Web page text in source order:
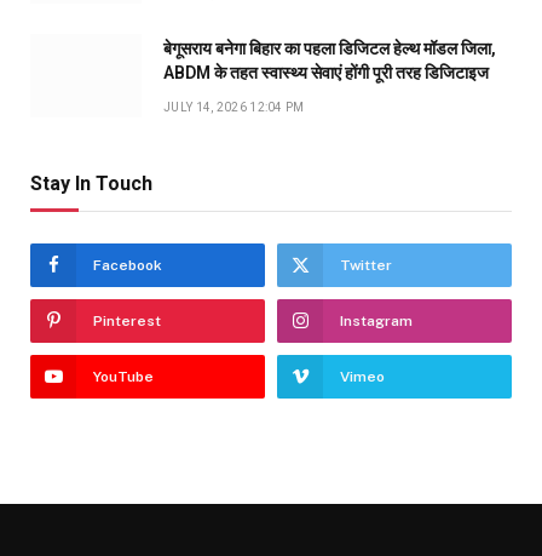
बेगूसराय बनेगा बिहार का पहला डिजिटल हेल्थ मॉडल जिला,
ABDM के तहत स्वास्थ्य सेवाएं होंगी पूरी तरह डिजिटाइज
JULY 14, 2026 12:04 PM
Stay In Touch
Facebook Twitter
Pinterest Instagram
YouTube Vimeo